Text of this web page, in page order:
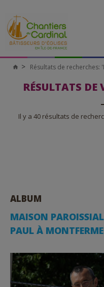
Chantiers
Cardinal
Résultats de recherches:
RÉSULTATS DE
Il y a 40 résultats de
ALBUM
MAISON
PAUL À